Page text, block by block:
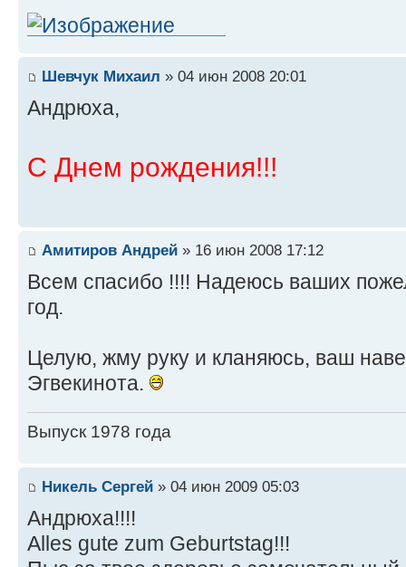
Шевчук Михаил » 04 июн 2008 20:01
Андрюха,
С Днем рождения!!!
Амитиров Андрей » 16 июн 2008 17:12
Всем спасибо !!!! Надеюсь ваших
год.
Целую, жму руку и кланяюсь, ваш
Эгвекинота.
Выпуск 1978 года
Никель Сергей » 04 июн 2009 05:03
Андрюха!!!!
Alles gute zum Geburtstag!!!